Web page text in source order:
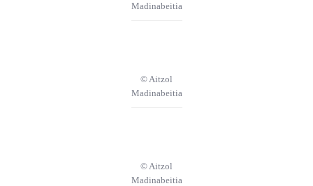
Madinabeitia
© Aitzol
Madinabeitia
© Aitzol
Madinabeitia